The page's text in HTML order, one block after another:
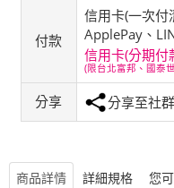
付款
信用卡(一次付
ApplePay、
信用卡(分期付
(限台北富邦、國泰
分享 分享至社群
商品詳情 詳細規格 您